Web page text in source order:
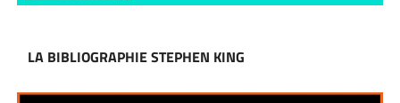
LA BIBLIOGRAPHIE STEPHEN KING